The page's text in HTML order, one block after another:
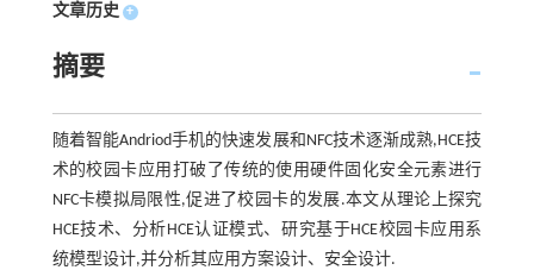
文章历史 +
摘要
随着智能Andriod手机的快速发展和NFC技术逐渐成熟,HCE技
术的校园卡应用打破了传统的使用硬件固化安全元素进行
NFC卡模拟局限性,促进了校园卡的发展.本文从理论上探究
HCE技术、分析HCE认证模式、研究基于HCE校园卡应用系
统模型设计,并分析其应用方案设计、安全设计.